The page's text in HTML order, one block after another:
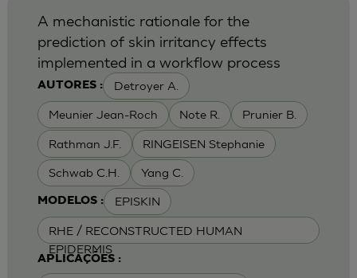
AUTORES : Detroyer A.
Meunier Jean-Roch Note R. Prunier B.
Rathman J.F. RINGEISEN Stephanie
Schwab C.H. Yang C.
MODELOS : EPISKIN
RHE / RECONSTRUCTED HUMAN
EPIDERMIS
APLICAÇÕES :
A mechanistic rationale for the
prediction of skin irritancy effects
implemented in a workflow process